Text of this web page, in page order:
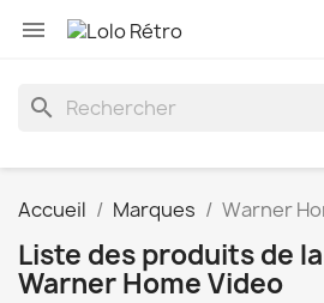

search
Accueil Marques Warner
Liste des produits de
Warner Home Video